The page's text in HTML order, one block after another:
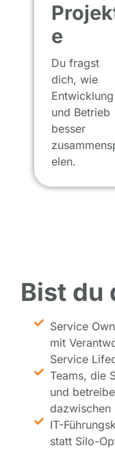
e
Du fragst
dich, wie
Entwicklung
und Betrieb
besser
elen.
Bist du
Service
mit
Service
Teams, die
und
dazwischen
IT-
statt Silo-